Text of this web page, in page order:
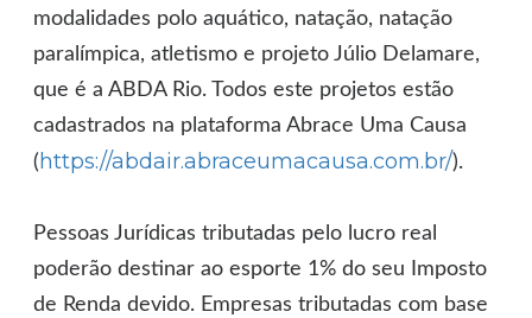
modalidades polo aquático, natação, natação
paralímpica, atletismo e projeto Júlio Delamare,
que é a ABDA Rio. Todos este projetos estão
cadastrados na plataforma Abrace Uma Causa
(https://abdair.abraceumacausa.com.br/).
Pessoas Jurídicas tributadas pelo lucro real
poderão destinar ao esporte 1% do seu Imposto
de Renda devido. Empresas tributadas com base